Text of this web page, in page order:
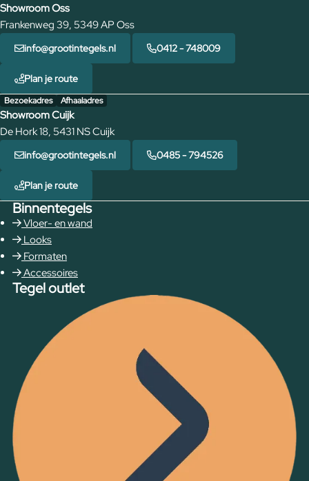
Showroom Oss
Frankenweg 39, 5349 AP Oss
info@grootintegels.nl 0412 - 748009
Plan je route
Bezoekadres Afhaaladres
Showroom Cuijk
De Hork 18, 5431 NS Cuijk
info@grootintegels.nl 0485 - 794526
Plan je route
Binnentegels
Vloer- en wand
Looks
Formaten
Accessoires
Tegel outlet